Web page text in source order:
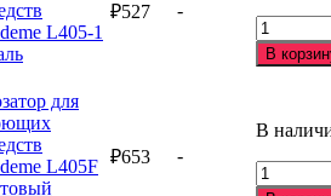
L405-1
₽527 -
товара
Дозатор
средств
L405-
В
для
L405F ₽653 -
В
товара